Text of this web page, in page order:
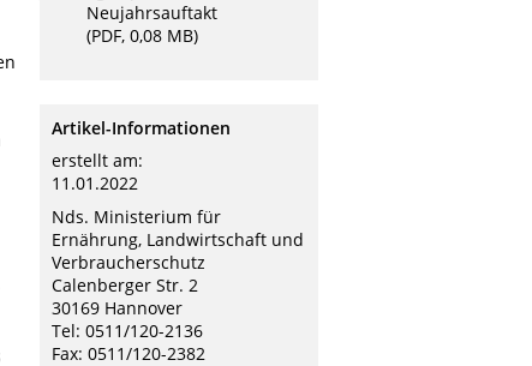
Neujahrsauftakt
(PDF, 0,08 MB)
Artikel-Informationen
erstellt am:
11.01.2022
Nds. Ministerium für
Ernährung, Landwirtschaft und
Verbraucherschutz
Calenberger Str. 2
30169 Hannover
Tel: 0511/120-2136
Fax: 0511/120-2382